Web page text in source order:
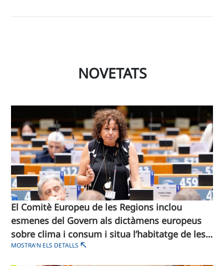
NOVETATS
El Comitè Europeu de les Regions inclou
esmenes del Govern als dictàmens europeus
sobre clima i consum i situa l’habitatge de les
Illes al debat europeu
MOSTRA'N ELS DETALLS